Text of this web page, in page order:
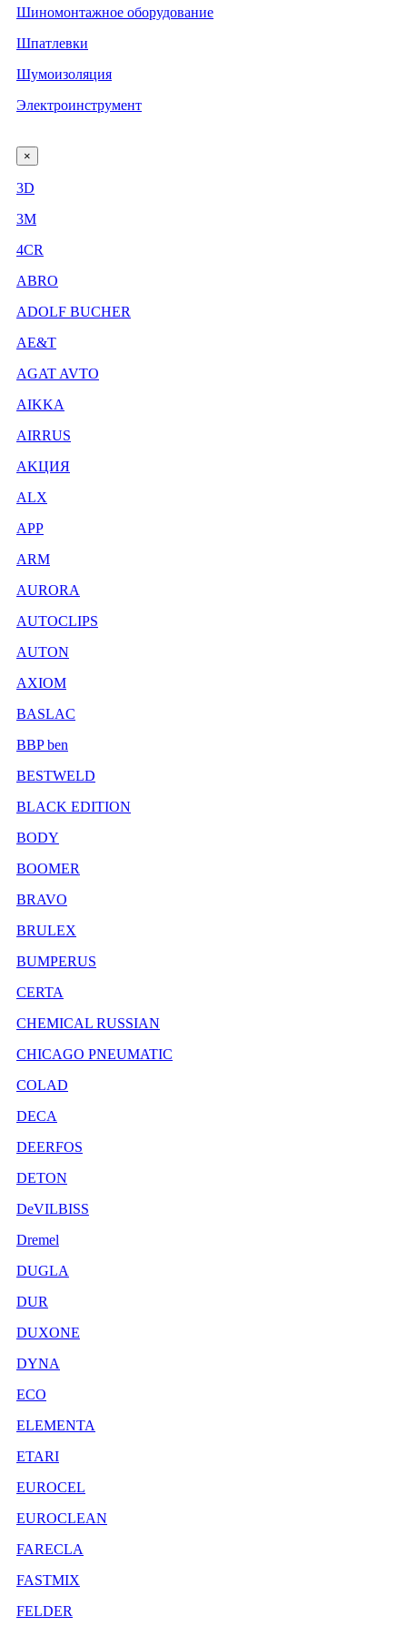
Шиномонтажное оборудование
Шпатлевки
Шумоизоляция
Электроинструмент
×
3D
3М
4CR
ABRO
ADOLF BUCHER
AE&T
AGAT AVTO
AIKKA
AIRRUS
AKЦИЯ
ALX
APP
ARM
AURORA
AUTOCLIPS
AUTON
AXIOM
BASLAC
BBP ben
BESTWELD
BLACK EDITION
BODY
BOOMER
BRAVO
BRULEX
BUMPERUS
CERTA
CHEMICAL RUSSIAN
CHICAGO PNEUMATIC
COLAD
DECA
DEERFOS
DETON
DeVILBISS
Dremel
DUGLA
DUR
DUXONE
DYNA
ECO
ELEMENTA
ETARI
EUROCEL
EUROCLEAN
FARECLA
FASTMIX
FELDER